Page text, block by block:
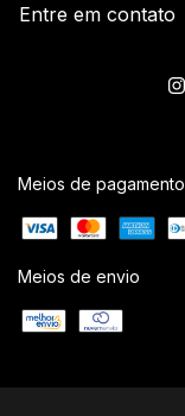
Entre em contato
Meios de pagamento
Meios de envio